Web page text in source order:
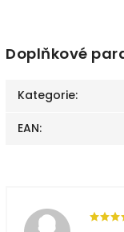
Doplňkové
Kategorie:
EAN: